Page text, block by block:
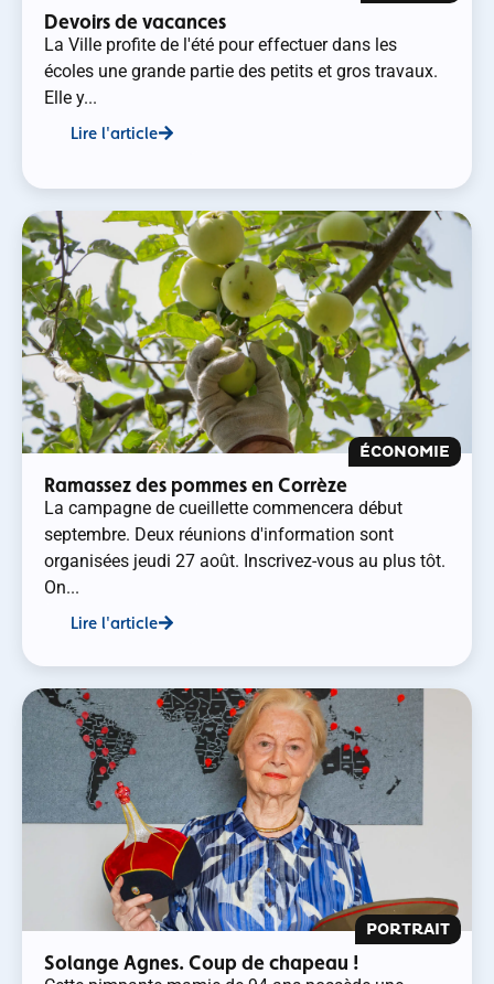
Devoirs de vacances
La Ville profite de l'été pour effectuer dans les
écoles une grande partie des petits et gros travaux.
Elle y...
Lire l'article
ÉCONOMIE
Ramassez des pommes en Corrèze
La campagne de cueillette commencera début
septembre. Deux réunions d'information sont
organisées jeudi 27 août. Inscrivez-vous au plus tôt.
On...
Lire l'article
PORTRAIT
Solange Agnes. Coup de chapeau !